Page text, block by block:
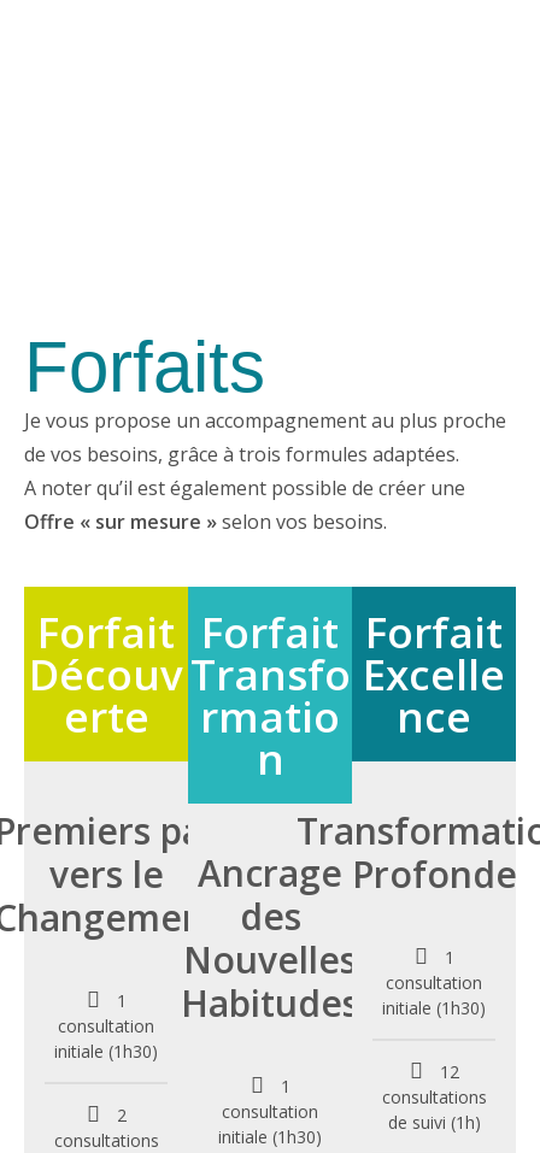
Forfaits
Je vous propose un accompagnement au plus proche
de vos besoins, grâce à trois formules adaptées.
A noter qu’il est également possible de créer une
Offre « sur mesure »selon vos besoins.
Forfait
Découv
erte
pas
vers le
1
consultation
initiale (1h30)
2
consultations
Forfait
Transfo
rmatio
n
Ancrage
des
Nouvelles
Habitudes
1
consultation
initiale (1h30)
Forfait
Excelle
nce
Profonde
1
consultation
initiale (1h30)
12
consultations
de suivi (1h)